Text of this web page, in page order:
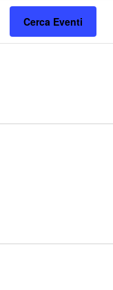
Cerca Eventi